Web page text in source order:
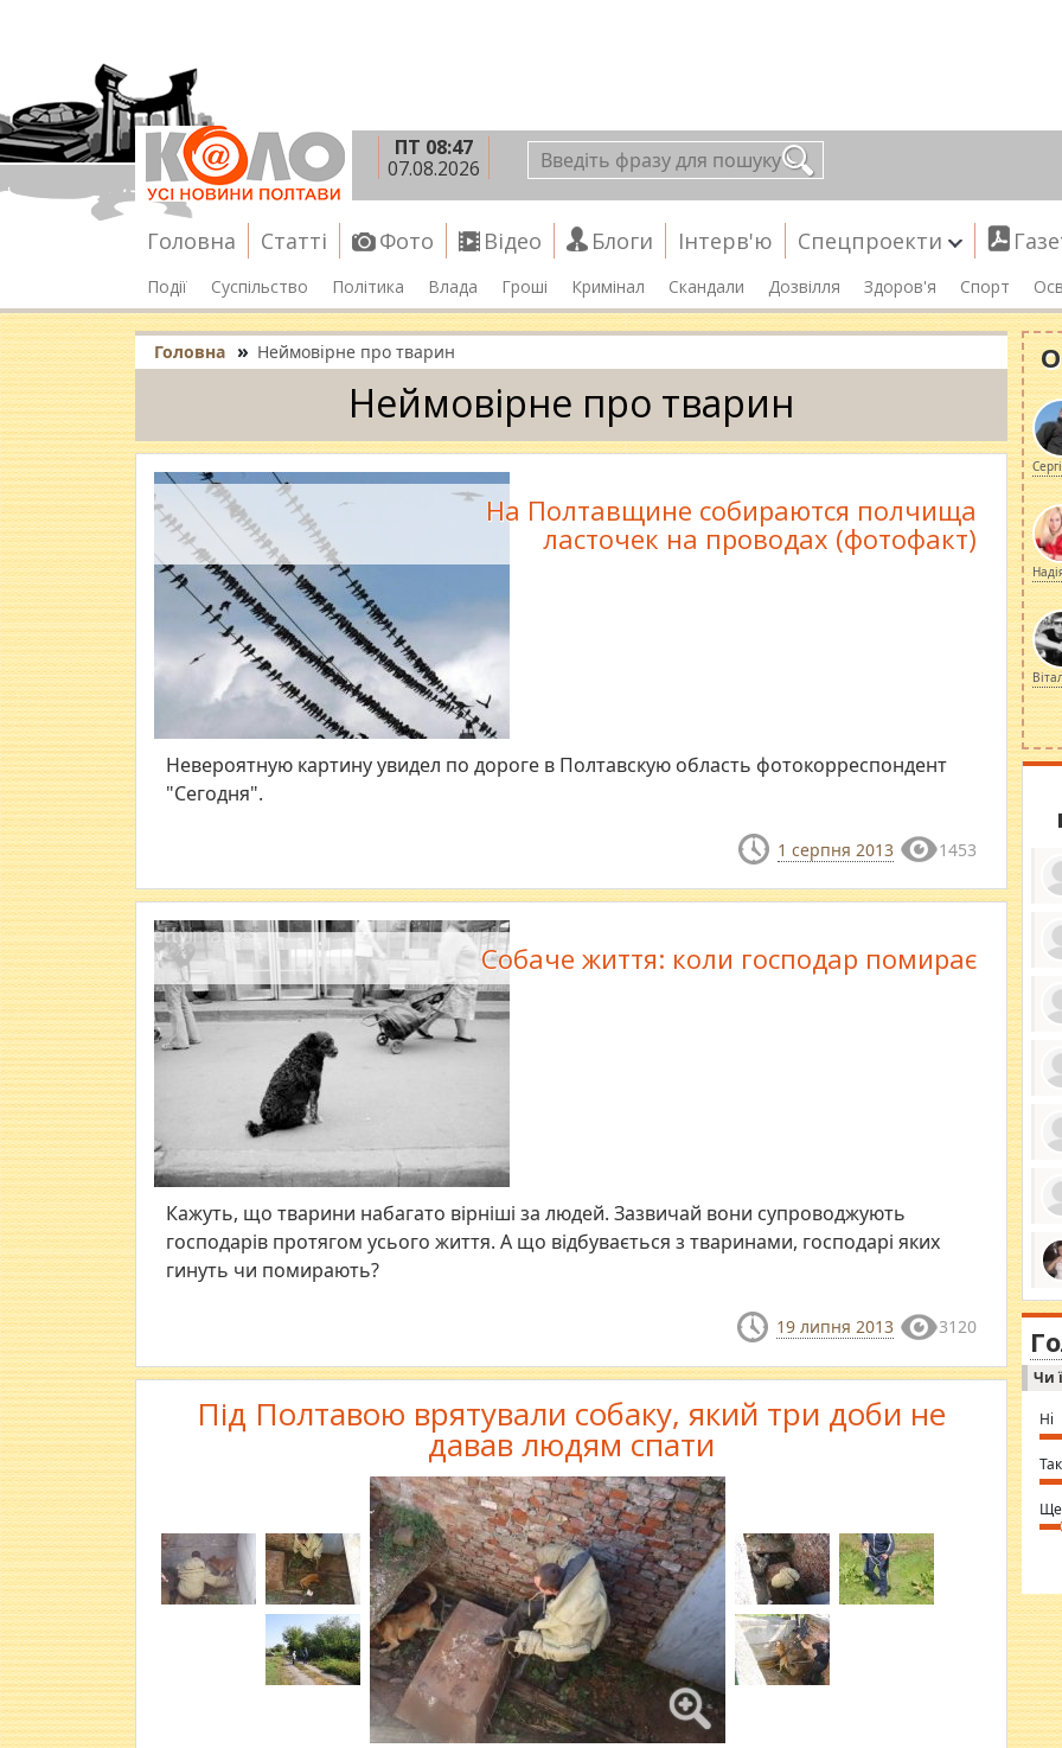
ПТ 08:47
07.08.2026
Головна Статті Фото Відео Блоги Інтерв'ю Спецпроекти
Події Суспільство Політика Влада Гроші Кримінал Скандали Дозвілля Здоров'я Спорт
Головна » Неймовірне про тварин
Неймовірне про тварин
На Полтавщине собираются полчища
ласточек на проводах (фотофакт)
Невероятную картину увидел по дороге в Полтавскую область фотокорреспондент
"Сегодня".
1 серпня 2013 1453
Собаче життя: коли господар помирає
Кажуть, що тварини набагато вірніші за людей. Зазвичай вони супроводжують
господарів протягом усього життя. А що відбувається з тваринами, господарі яких
гинуть чи помирають?
19 липня 2013 3120
Під Полтавою врятували собаку, який три доби не
давав людям спати
за
ми
in
⇒
Чи
Ні
Так
Ще